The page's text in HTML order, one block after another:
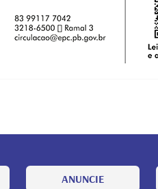
ANUNCIE